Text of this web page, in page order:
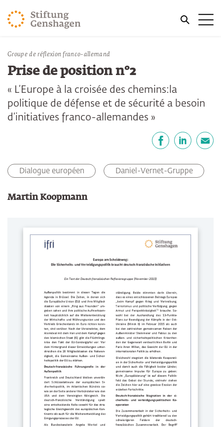
REVENIR AU CONTENU PRINCIPAL
REVENIR À LA RECHERCHE
Vous êtes ici:
Accueil Publications
Groupe de réflexion franco-allemand
Prise de position n°2
« L’Europe à la croisée des chemins:la
politique de défense et de sécurité a besoin
d’initiatives franco-allemandes »
Dialogue européen Daniel-Vernet-Gruppe
Martin Koopmann